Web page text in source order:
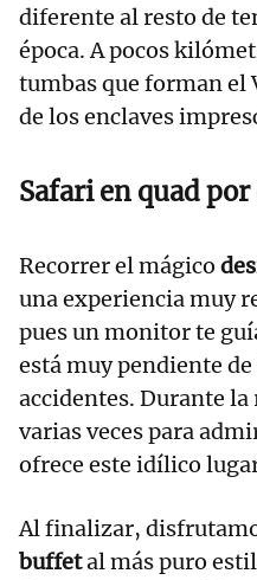
diferente al resto de
época. A pocos
tumbas que forman el
de los enclaves
Safari en quad
Recorrer el mágico
una experiencia muy
pues un monitor te
está muy pendiente
accidentes. Durante
varias veces para
ofrece este idílico
Al finalizar,
buffetal más puro